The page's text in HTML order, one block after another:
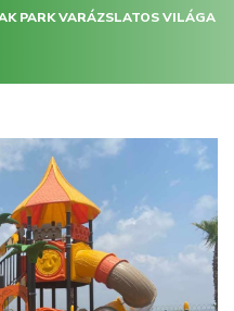
PARK VARÁZSLATOS VILÁGA